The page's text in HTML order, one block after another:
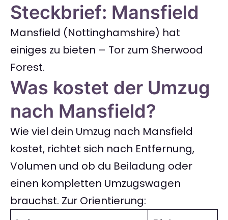
Steckbrief: Mansfield
Mansfield (Nottinghamshire) hat
einiges zu bieten – Tor zum Sherwood
Forest.
Was kostet der Umzug
nach Mansfield?
Wie viel dein Umzug nach Mansfield
kostet, richtet sich nach Entfernung,
Volumen und ob du Beiladung oder
einen kompletten Umzugswagen
brauchst. Zur Orientierung: